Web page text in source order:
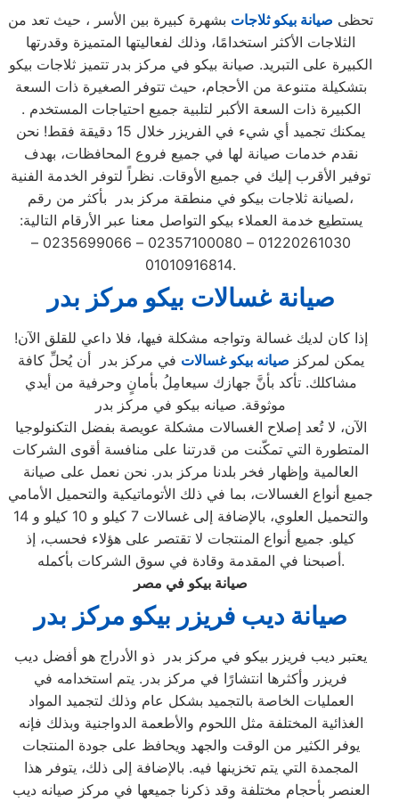
تحظى صيانة بيكو ثلاجات بشهرة كبيرة بين الأسر ، حيث تعد من
الثلاجات الأكثر استخدامًا، وذلك لفعاليتها المتميزة وقدرتها
الكبيرة على التبريد. صيانة بيكو في مركز بدر تتميز ثلاجات بيكو
بتشكيلة متنوعة من الأحجام، حيث تتوفر الصغيرة ذات السعة
الكبيرة ذات السعة الأكبر لتلبية جميع احتياجات المستخدم .
يمكنك تجميد أي شيء في الفريزر خلال 15 دقيقة فقط! نحن
نقدم خدمات صيانة لها في جميع فروع المحافظات، بهدف
توفير الأقرب إليك في جميع الأوقات. نظراً لتوفر الخدمة الفنية
لصيانة ثلاجات بيكو في منطقة مركز بدر بأكثر من رقم،
يستطيع خدمة العملاء بيكو التواصل معنا عبر الأرقام التالية:
01220261030 – 02357100080 – 0235699066 –
01010916814.
صيانة غسالات بيكو مركز بدر
إذا كان لديك غسالة وتواجه مشكلة فيها، فلا داعي للقلق الآن!
يمكن لمركز صيانه بيكو غسالات في مركز بدر أن يُحلِّ كافة
مشاكلك. تأكد بأنَّ جهازك سيعامِلُ بأمانٍ وحرفية من أيدي
موثوقة. صيانه بيكو في مركز بدر
الآن، لا تُعد إصلاح الغسالات مشكلة عويصة بفضل التكنولوجيا
المتطورة التي تمكّنت من قدرتنا على منافسة أقوى الشركات
العالمية وإظهار فخر بلدنا مركز بدر. نحن نعمل على صيانة
جميع أنواع الغسالات، بما في ذلك الأتوماتيكية والتحميل الأمامي
والتحميل العلوي، بالإضافة إلى غسالات 7 كيلو و 10 كيلو و 14
كيلو. جميع أنواع المنتجات لا تقتصر على هؤلاء فحسب، إذ
أصبحنا في المقدمة وقادة في سوق الشركات بأكمله.
صيانة بيكو في مصر
صيانة ديب فريزر بيكو مركز بدر
يعتبر ديب فريزر بيكو في مركز بدر ذو الأدراج هو أفضل ديب
فريزر وأكثرها انتشارًا في مركز بدر. يتم استخدامه في
العمليات الخاصة بالتجميد بشكل عام وذلك لتجميد المواد
الغذائية المختلفة مثل اللحوم والأطعمة الدواجنية وبذلك فإنه
يوفر الكثير من الوقت والجهد ويحافظ على جودة المنتجات
المجمدة التي يتم تخزينها فيه. بالإضافة إلى ذلك، يتوفر هذا
العنصر بأحجام مختلفة وقد ذكرنا جميعها في مركز صيانه ديب